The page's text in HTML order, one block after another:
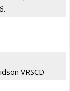
VRSCD